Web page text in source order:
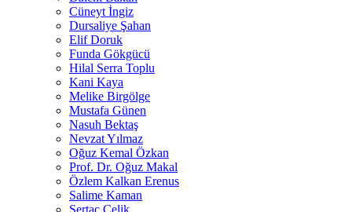
Cüneyt İngiz
Dursaliye Şahan
Elif Doruk
Funda Gökgücü
Hilal Serra Toplu
Kani Kaya
Melike Birgölge
Mustafa Günen
Nasuh Bektaş
Nevzat Yılmaz
Oğuz Kemal Özkan
Prof. Dr. Oğuz Makal
Özlem Kalkan Erenus
Salime Kaman
Sertaç Çelik